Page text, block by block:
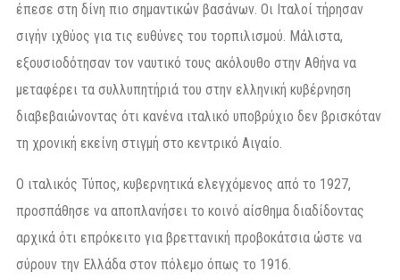
έπεσε στη δίνη πιο σημαντικών βασάνων. Οι Ιταλοί τήρησαν
σιγήν ιχθύος για τις ευθύνες του τορπιλισμού. Μάλιστα,
εξουσιοδότησαν τον ναυτικό τους ακόλουθο στην Αθήνα να
μεταφέρει τα συλλυπητήριά του στην ελληνική κυβέρνηση
διαβεβαιώνοντας ότι κανένα ιταλικό υποβρύχιο δεν βρισκόταν
τη χρονική εκείνη στιγμή στο κεντρικό Αιγαίο.
Ο ιταλικός Τύπος, κυβερνητικά ελεγχόμενος από το 1927,
προσπάθησε να αποπλανήσει το κοινό αίσθημα διαδίδοντας
αρχικά ότι επρόκειτο για βρεττανική προβοκάτσια ώστε να
σύρουν την Ελλάδα στον πόλεμο όπως το 1916.